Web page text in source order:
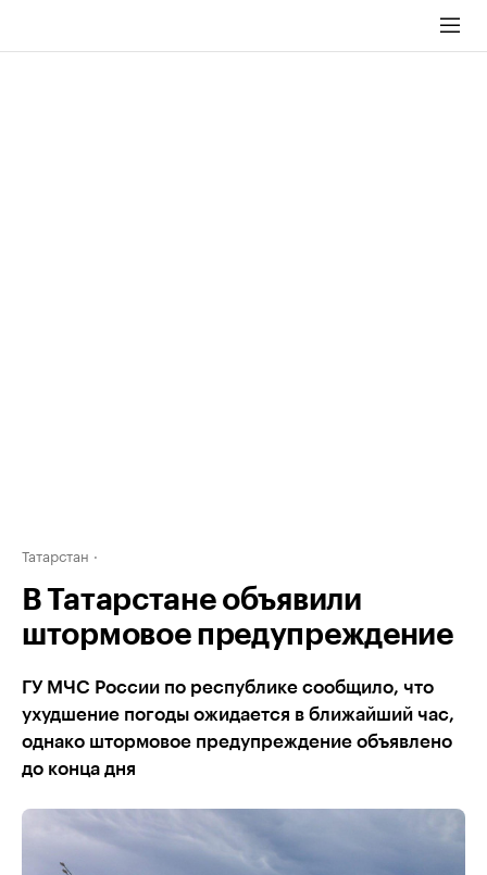
Татарстан
В Татарстане объявили
штормовое предупреждение
ГУ МЧС России по республике сообщило, что
ухудшение погоды ожидается в ближайший час,
однако штормовое предупреждение объявлено
до конца дня